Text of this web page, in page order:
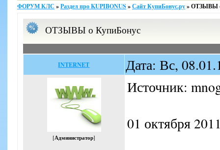
ФОРУМ КЛС »Раздел про KUPIBONUS»Сайт КупиБонус.ру»ОТЗЫВЫ
ОТЗЫВЫ о КупиБонус
INTERNET Дата: Вс,
[Администратор]
Источник:
01 октября